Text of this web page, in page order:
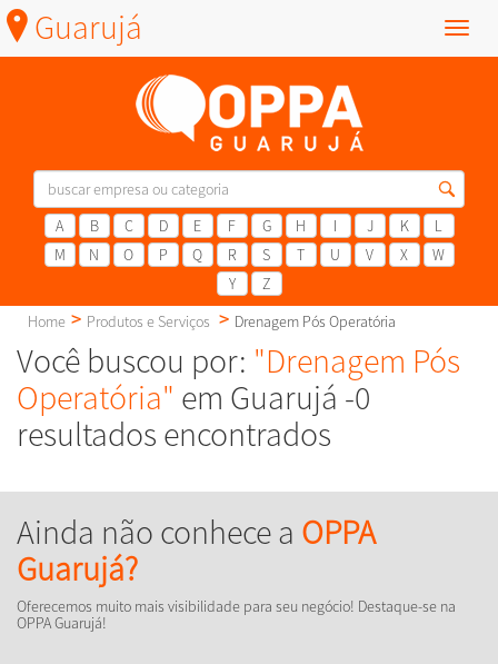
Menu
Guarujá
A B C D E F G H I J K
L
M
N O P Q R S T U V X
W
Y
Z
Home
Produtos e Serviços Drenagem Pós Operatória
Você buscou por: "Drenagem Pós
Operatória" em Guarujá -0
resultados encontrados
Ainda não conhece a OPPA
Guarujá?
Oferecemos muito mais visibilidade para seu negócio! Destaque-se na
OPPA Guarujá!